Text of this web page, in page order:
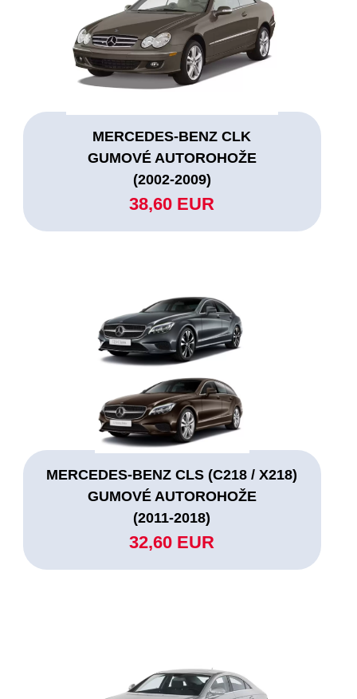
MERCEDES-BENZ CLK
GUMOVÉ AUTOROHOŽE
(2002-2009)
38,60 EUR
MERCEDES-BENZ CLS (C218 / X218)
GUMOVÉ AUTOROHOŽE
(2011-2018)
32,60 EUR